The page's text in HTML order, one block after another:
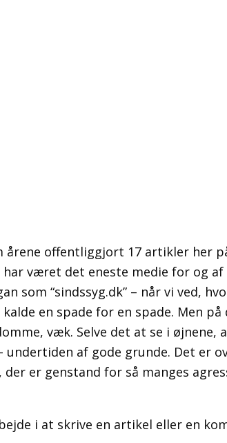
årene offentliggjort 17 artikler her
været det eneste medie for og
som “sindssyg.dk” – når vi ved,
en spade for en spade. Men
væk. Selve det at se i
af gode grunde. Det er
er genstand for så manges
i at skrive en artikel eller en